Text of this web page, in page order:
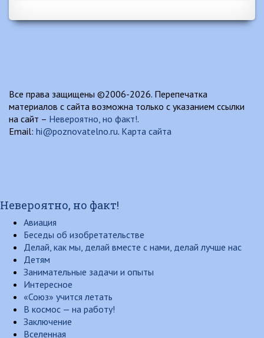
Все права защищены ©2006-2026. Перепечатка
материалов с сайта возможна только с указанием ссылки
на сайт – Невероятно, но факт!.
Email: hi@poznovatelno.ru. Карта сайта
Невероятно, но факт!
Авиация
Беседы об изобретательстве
Делай, как мы, делай вместе с нами, делай лучше нас
Детям
Занимательные задачи и опыты
Интересное
«Союз» учится летать
В космос — на работу!
Заключение
Вселенная